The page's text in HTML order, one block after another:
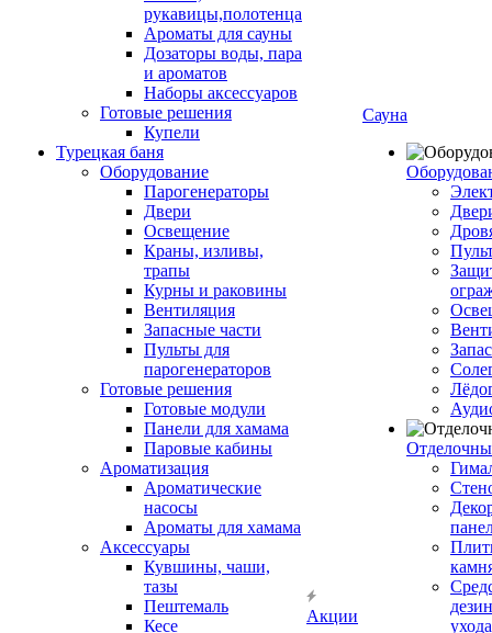
рукавицы,полотенца
Ароматы для сауны
Дозаторы воды, пара
и ароматов
Наборы аксессуаров
Готовые решения
Купели
Турецкая баня
Оборудование
Парогенераторы
Двери
Освещение
Краны, изливы,
трапы
Курны и раковины
Вентиляция
Запасные части
Пульты для
парогенераторов
Готовые решения
Готовые модули
Панели для хамама
Паровые кабины
Ароматизация
Ароматические
насосы
Ароматы для хамама
Аксессуары
Кувшины, чаши,
тазы
Пештемаль
Кесе
Акции
Сауна
ухода